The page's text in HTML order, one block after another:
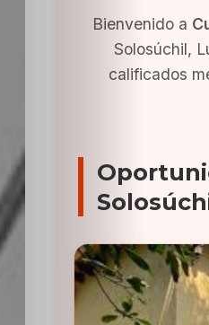
Bienvenido a
Solosúchil,
calificados